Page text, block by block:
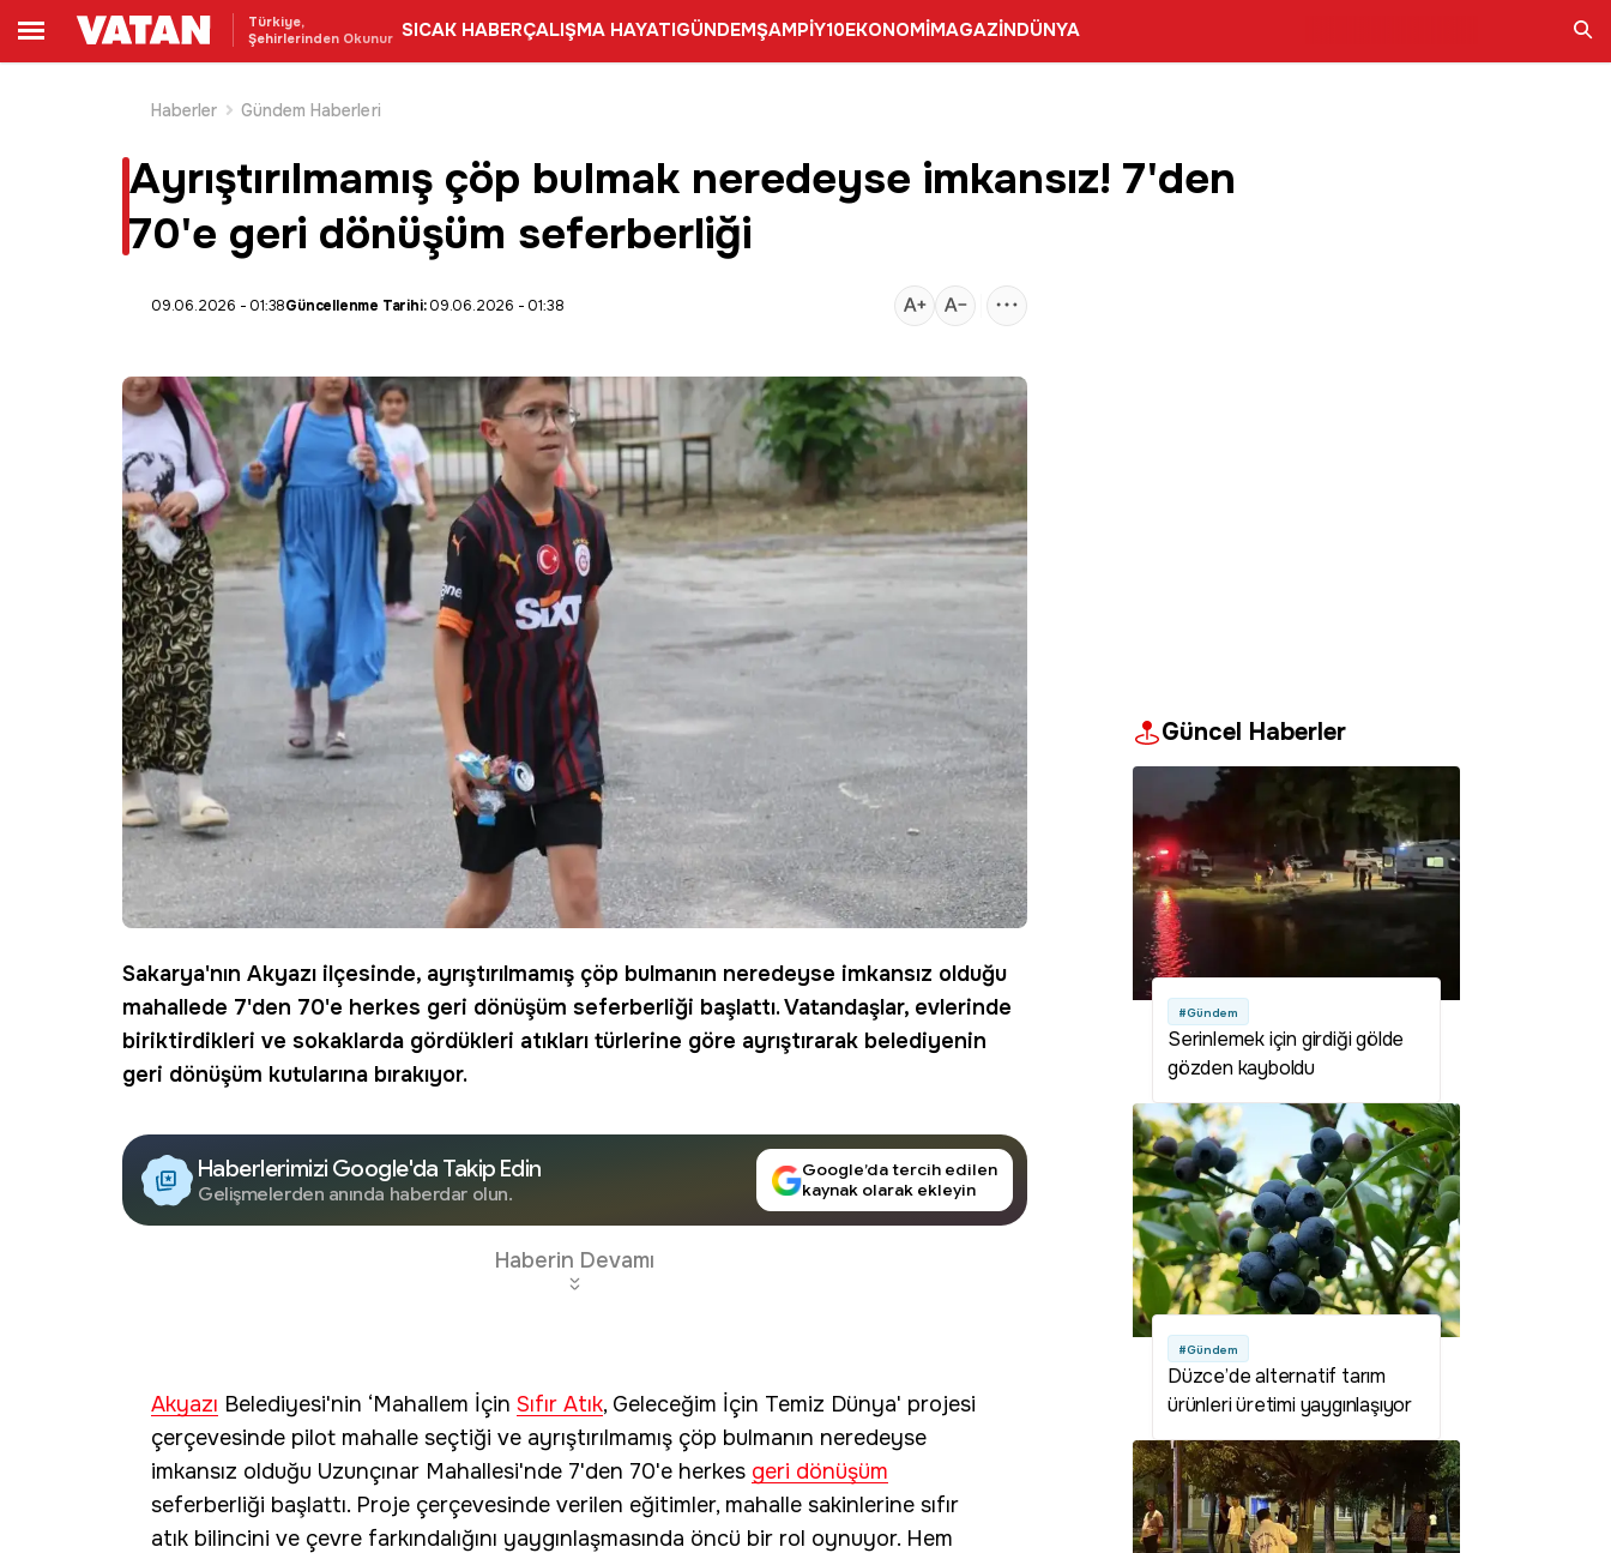
Türkiye,
Şehirlerinden Okunur SICAK HABERÇALIŞMA HAYATIGÜNDEMŞAMPİY10EKONOMİMAGAZİNDÜNYA
Haberler
Gündem Haberleri
Ayrıştırılmamış çöp bulmak neredeyse imkansız! 7'den
70'e geri dönüşüm seferberliği
09.06.2026 - 01:38Güncellenme Tarihi:09.06.2026 - 01:38
Sakarya'nın Akyazı ilçesinde, ayrıştırılmamış çöp bulmanın neredeyse imkansız olduğu
mahallede 7'den 70'e herkes geri dönüşüm seferberliği başlattı. Vatandaşlar, evlerinde
biriktirdikleri ve sokaklarda gördükleri atıkları türlerine göre ayrıştırarak belediyenin
geri dönüşüm kutularına bırakıyor.
Haberlerimizi Google'da Takip Edin
Gelişmelerden anında haberdar olun.
Google’da tercih edilen
kaynak olarak ekleyin
Haberin Devamı
Akyazı Belediyesi'nin ‘Mahallem İçin Sıfır Atık, Geleceğim İçin Temiz Dünya' projesi
çerçevesinde pilot mahalle seçtiği ve ayrıştırılmamış çöp bulmanın neredeyse
imkansız olduğu Uzunçınar Mahallesi'nde 7'den 70'e herkes geri dönüşüm
seferberliği başlattı. Proje çerçevesinde verilen eğitimler, mahalle sakinlerine sıfır
atık bilincini ve çevre farkındalığını yaygınlaşmasında öncü bir rol oynuyor. Hem
Güncel Haberler
#Gündem
Serinlemek için girdiği gölde
gözden kayboldu
#Gündem
Düzce’de alternatif tarım
ürünleri üretimi yaygınlaşıyor